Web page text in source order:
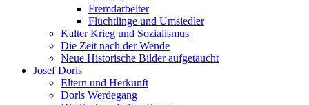
Fremdarbeiter
Flüchtlinge und Umsiedler
Kalter Krieg und Sozialismus
Die Zeit nach der Wende
Neue Historische Bilder aufgetaucht
Josef Dorls
Eltern und Herkunft
Dorls Werdegang